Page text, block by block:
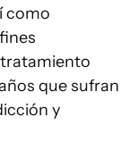
como
que sufran
y